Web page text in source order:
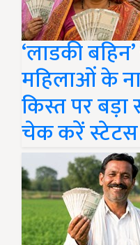
‘लाडकी
महिलाओं के
किस्त पर
चेक करें स्टेटस